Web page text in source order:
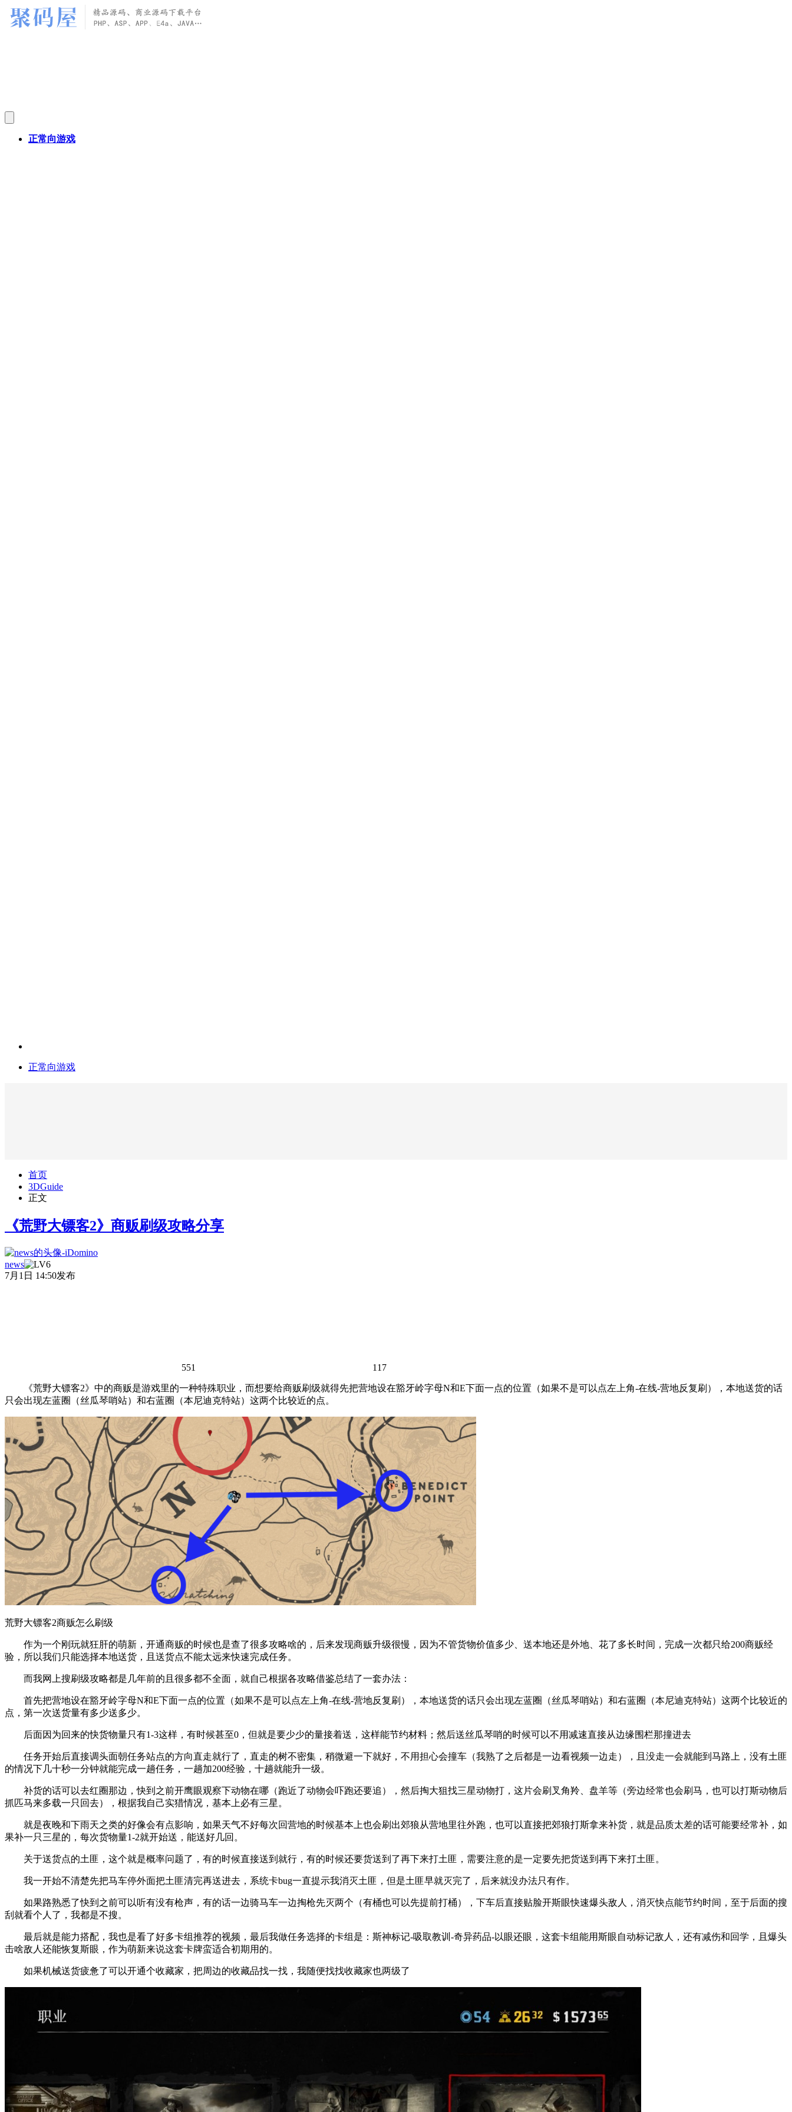
正常向游戏
正常向游戏
首页
3DGuide
正文
《荒野大镖客2》商贩刷级攻略分享
news
7月1日 14:50发布
551 117
《荒野大镖客2》中的商贩是游戏里的一种特殊职业，而想要给商贩刷级就得先把营地设在豁牙岭字母N和E下面一点的位置（如果不是可以点左上角-在线-营地反复刷），本地送货的话
只会出现左蓝圈（丝瓜琴哨站）和右蓝圈（本尼迪克特站）这两个比较近的点。
荒野大镖客2商贩怎么刷级
作为一个刚玩就狂肝的萌新，开通商贩的时候也是查了很多攻略啥的，后来发现商贩升级很慢，因为不管货物价值多少、送本地还是外地、花了多长时间，完成一次都只给200商贩经
验，所以我们只能选择本地送货，且送货点不能太远来快速完成任务。
而我网上搜刷级攻略都是几年前的且很多都不全面，就自己根据各攻略借鉴总结了一套办法：
首先把营地设在豁牙岭字母N和E下面一点的位置（如果不是可以点左上角-在线-营地反复刷），本地送货的话只会出现左蓝圈（丝瓜琴哨站）和右蓝圈（本尼迪克特站）这两个比较近的
点，第一次送货量有多少送多少。
后面因为回来的快货物量只有1-3这样，有时候甚至0，但就是要少少的量接着送，这样能节约材料；然后送丝瓜琴哨的时候可以不用减速直接从边缘围栏那撞进去
任务开始后直接调头面朝任务站点的方向直走就行了，直走的树不密集，稍微避一下就好，不用担心会撞车（我熟了之后都是一边看视频一边走），且没走一会就能到马路上，没有土匪
的情况下几十秒一分钟就能完成一趟任务，一趟加200经验，十趟就能升一级。
补货的话可以去红圈那边，快到之前开鹰眼观察下动物在哪（跑近了动物会吓跑还要追），然后掏大狙找三星动物打，这片会刷叉角羚、盘羊等（旁边经常也会刷马，也可以打斯动物后
抓匹马来多载一只回去），根据我自己实猎情况，基本上必有三星。
就是夜晚和下雨天之类的好像会有点影响，如果天气不好每次回营地的时候基本上也会刷出郊狼从营地里往外跑，也可以直接把郊狼打斯拿来补货，就是品质太差的话可能要经常补，如
果补一只三星的，每次货物量1-2就开始送，能送好几回。
关于送货点的土匪，这个就是概率问题了，有的时候直接送到就行，有的时候还要货送到了再下来打土匪，需要注意的是一定要先把货送到再下来打土匪。
我一开始不清楚先把马车停外面把土匪清完再送进去，系统卡bug一直提示我消灭土匪，但是土匪早就灭完了，后来就没办法只有作。
如果路熟悉了快到之前可以听有没有枪声，有的话一边骑马车一边掏枪先灭两个（有桶也可以先提前打桶），下车后直接贴脸开斯眼快速爆头敌人，消灭快点能节约时间，至于后面的搜
刮就看个人了，我都是不搜。
最后就是能力搭配，我也是看了好多卡组推荐的视频，最后我做任务选择的卡组是：斯神标记-吸取教训-奇异药品-以眼还眼，这套卡组能用斯眼自动标记敌人，还有减伤和回学，且爆头
击啥敌人还能恢复斯眼，作为萌新来说这套卡牌蛮适合初期用的。
如果机械送货疲惫了可以开通个收藏家，把周边的收藏品找一找，我随便找找收藏家也两级了